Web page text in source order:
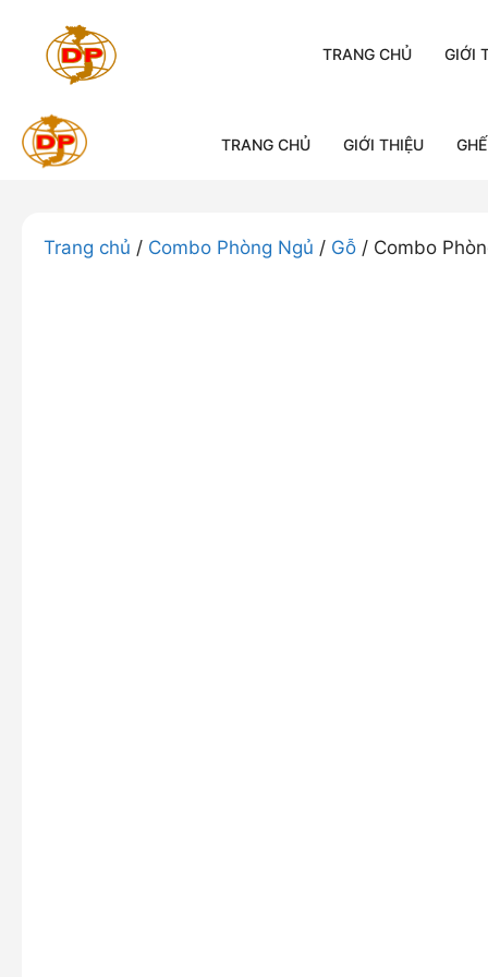
TRANG CHỦ GIỚI
TRANG CHỦ GIỚI THIỆU
Trang chủ / Combo Phòng Ngủ / Gỗ / Combo